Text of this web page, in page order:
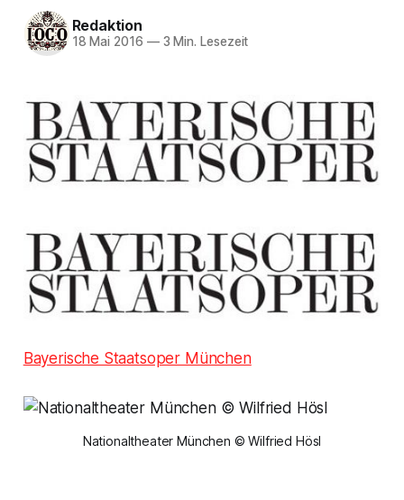
Redaktion
18 Mai 2016 —3 Min. Lesezeit
Bayerische Staatsoper München
Nationaltheater München © Wilfried Hösl